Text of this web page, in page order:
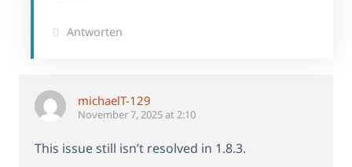
Antworten
michaelT-129
November 7, 2025 at 2:10
This issue still isn’t resolved in 1.8.3.